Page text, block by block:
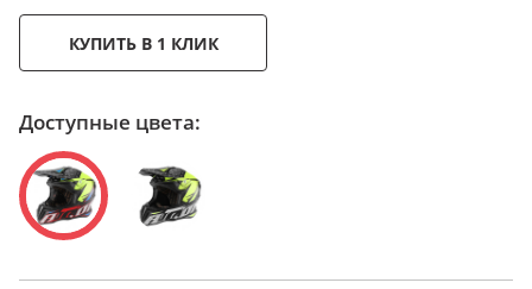
КУПИТЬ В 1 КЛИК
Доступные цвета: